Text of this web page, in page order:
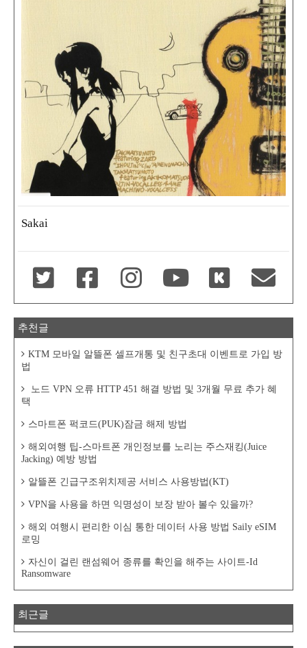
Sakai
추천글
KTM 모바일 알뜰폰 셀프개통 및 친구초대 이벤트로 가입 방
법
노드 VPN 오류 HTTP 451 해결 방법 및 3개월 무료 추가 혜
택
스마트폰 퍽코드(PUK)잠금 해제 방법
해외여행 팁-스마트폰 개인정보를 노리는 주스재킹(Juice
Jacking) 예방 방법
알뜰폰 긴급구조위치제공 서비스 사용방법(KT)
VPN을 사용을 하면 익명성이 보장 받아 볼수 있을까?
해외 여행시 편리한 이심 통한 데이터 사용 방법 Saily eSIM
로밍
자신이 걸린 랜섬웨어 종류를 확인을 해주는 사이트-Id
Ransomware
최근글